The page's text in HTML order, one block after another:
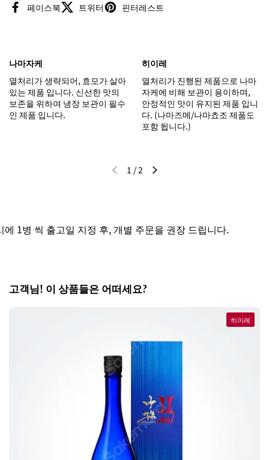
페이스북 트위터 핀터레스트
나마자케
열처리가 생략되어, 효모가 살아
있는 제품 입니다. 신선한 맛의
보존을 위하여 냉장 보관이 필수
인 제품 입니다.
히이레
열처리가 진행된 제품으로 나마
자케에 비해 보관이 용이하며,
안정적인 맛이 유지된 제품 입니
다. (나마즈메/나마쵸조 제품도
포함 됩니다.)
이전 슬라이드다음 슬라이드
1 /2
1병 씩 출고일 지정 후, 개별 주문을 권장 드립니다.
고객님! 이 상품들은 어떠세요?
히이레